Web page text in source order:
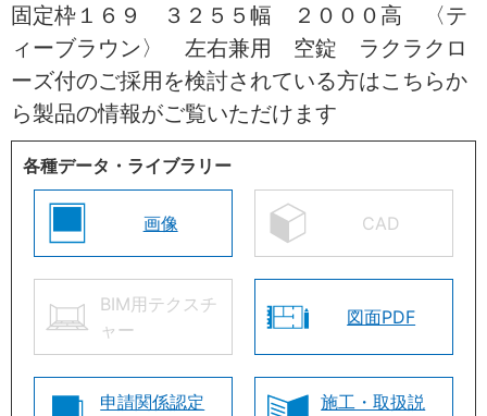
固定枠１６９ ３２５５幅 ２０００高 〈テ
ィーブラウン〉 左右兼用 空錠 ラクラクロ
ーズ付のご採用を検討されている方はこちらか
ら製品の情報がご覧いただけます
各種データ・ライブラリー
画像 CAD
BIM用テクスチ
ャー
図面PDF
申請関係認定
施工・取扱説